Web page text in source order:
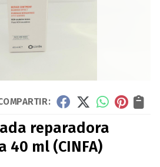
reparadora
40 ml (CINFA)